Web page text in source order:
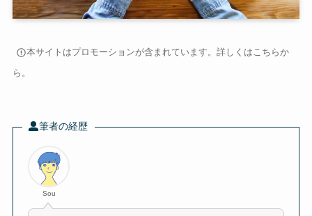
本サイトはプロモーションが含まれています。詳しくは こちらか
ら。
筆者の経歴
Sou